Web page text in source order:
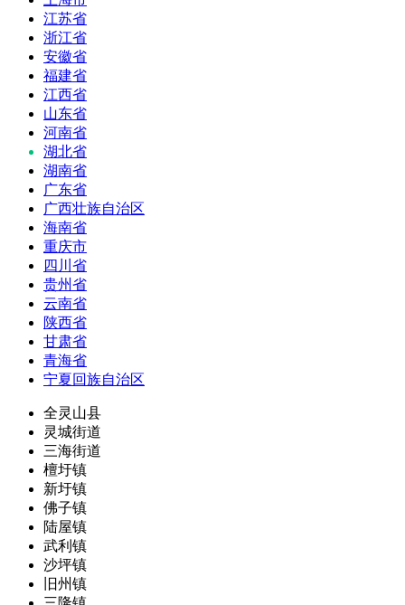
江苏省
浙江省
安徽省
福建省
江西省
山东省
河南省
湖北省
湖南省
广东省
广西壮族自治区
海南省
重庆市
四川省
贵州省
云南省
陕西省
甘肃省
青海省
宁夏回族自治区
全灵山县
灵城街道
三海街道
檀圩镇
新圩镇
佛子镇
陆屋镇
武利镇
沙坪镇
旧州镇